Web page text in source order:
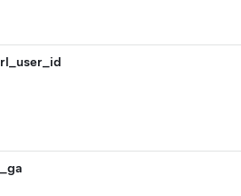
rl_user_id
_ga